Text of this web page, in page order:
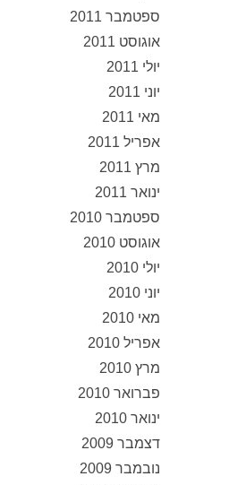
ספטמבר 2011
אוגוסט 2011
יולי 2011
יוני 2011
מאי 2011
אפריל 2011
מרץ 2011
ינואר 2011
ספטמבר 2010
אוגוסט 2010
יולי 2010
יוני 2010
מאי 2010
אפריל 2010
מרץ 2010
פברואר 2010
ינואר 2010
דצמבר 2009
נובמבר 2009